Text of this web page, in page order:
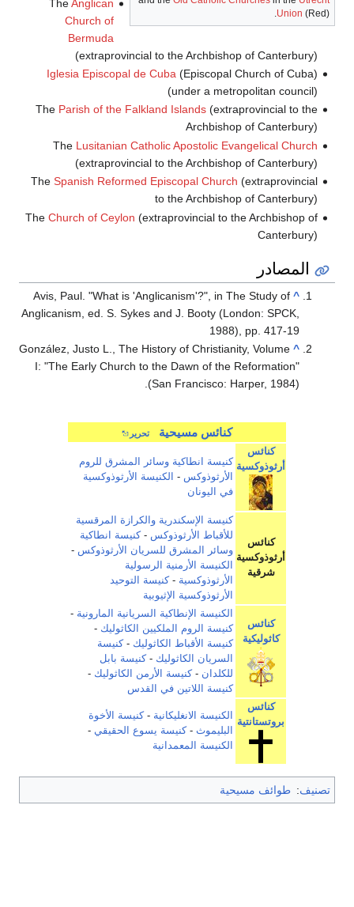
Union (Red).
TheAnglican
Church of
Bermuda
(extraprovincial to the Archbishop of Canterbury)
Iglesia Episcopal de Cuba (Episcopal Church of Cuba)
(under a metropolitan council)
The Parish of the Falkland Islands(extraprovincial to the
Archbishop of Canterbury)
The Lusitanian Catholic Apostolic Evangelical Church
(extraprovincial to the Archbishop of Canterbury)
The Spanish Reformed Episcopal Church (extraprovincial
to the Archbishop of Canterbury)
The Church of Ceylon (extraprovincial to the Archbishop of
Canterbury)
المصادر
^
Avis, Paul. "What is 'Anglicanism'?", in The Study of
Anglicanism, ed. S. Sykes and J. Booty (London: SPCK,
1988), pp. 417-19
^
González, Justo L., The History of Christianity, Volume
I: "The Early Church to the Dawn of the Reformation"
(San Francisco: Harper, 1984).
كنائس مسيحية تحرير
كنائس
أرثوذوكسية كنيسة انطاكية وسائر المشرق للروم
الأرثوذوكس -
الكنيسة الأرثوذوكسية
في اليونان
كنائس
أرثوذوكسية
شرقية
كنيسة الإسكندرية والكرازة المرقسية
للأقباط الأرثوذوكس - كنيسة انطاكية
وسائر المشرق للسريان الأرثوذوكس -
الكنيسة الأرمنية الرسولية
الأرثوذوكسية - كنيسة التوحيد
الأرثوذوكسية الإثيوبية
كنائس
كاثوليكية
الكنيسة الإنطاكية السريانية المارونية -
كنيسة الروم الملكيين الكاثوليك -
كنيسة الأقباط الكاثوليك - كنيسة
السريان الكاثوليك - كنيسة بابل
للكلدان - كنيسة الأرمن الكاثوليك -
كنيسة اللاتين في القدس
كنائس
بروتستانتية
الكنيسة الانغليكانية - كنيسة الأخوة
البليموث - كنيسة يسوع الحقيقي -
الكنيسة المعمدانية
تصنيف: طوائف مسيحية